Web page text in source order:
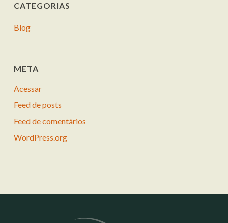
CATEGORIAS
Blog
META
Acessar
Feed de posts
Feed de comentários
WordPress.org